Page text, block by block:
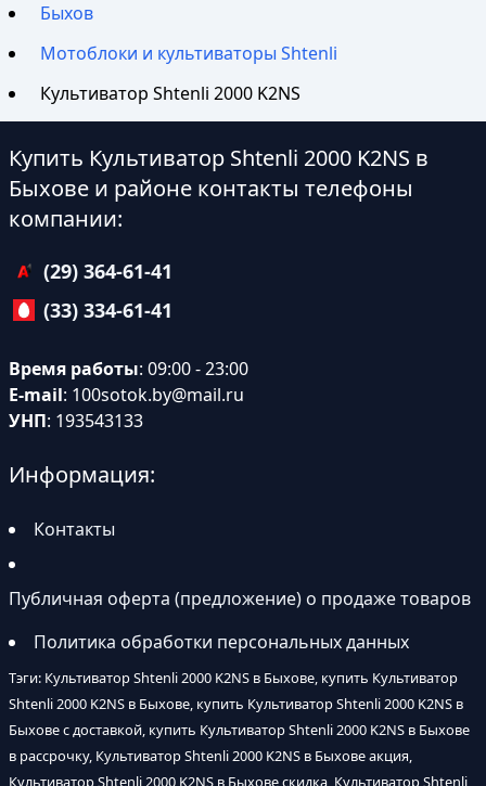
Быхов
Мотоблоки и культиваторы Shtenli
Культиватор Shtenli 2000 K2NS
Купить Культиватор Shtenli 2000 K2NS в
Быхове и районе контакты телефоны
компании:
(29) 364-61-41
(33) 334-61-41
Время работы: 09:00 - 23:00
E-mail: 100sotok.by@mail.ru
УНП: 193543133
Информация:
Контакты
Публичная оферта (предложение) о продаже товаров
Политика обработки персональных данных
Тэги: Культиватор Shtenli 2000 K2NS в Быхове, купить Культиватор
Shtenli 2000 K2NS в Быхове, купить Культиватор Shtenli 2000 K2NS в
Быхове с доставкой, купить Культиватор Shtenli 2000 K2NS в Быхове
в рассрочку, Культиватор Shtenli 2000 K2NS в Быхове акция,
Культиватор Shtenli 2000 K2NS в Быхове скидка, Культиватор Shtenli